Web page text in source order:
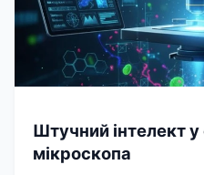
Штучний інтелект
мікроскопа